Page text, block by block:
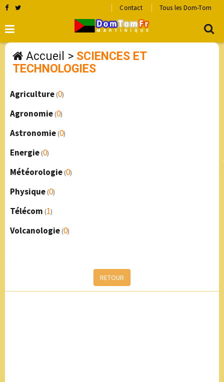
Contact Tous les Dom-Tom
Accueil > SCIENCES ET
TECHNOLOGIES
Agriculture(0)
Agronomie(0)
Astronomie(0)
Energie(0)
Météorologie(0)
Physique(0)
Télécom (1)
Volcanologie(0)
RETOUR